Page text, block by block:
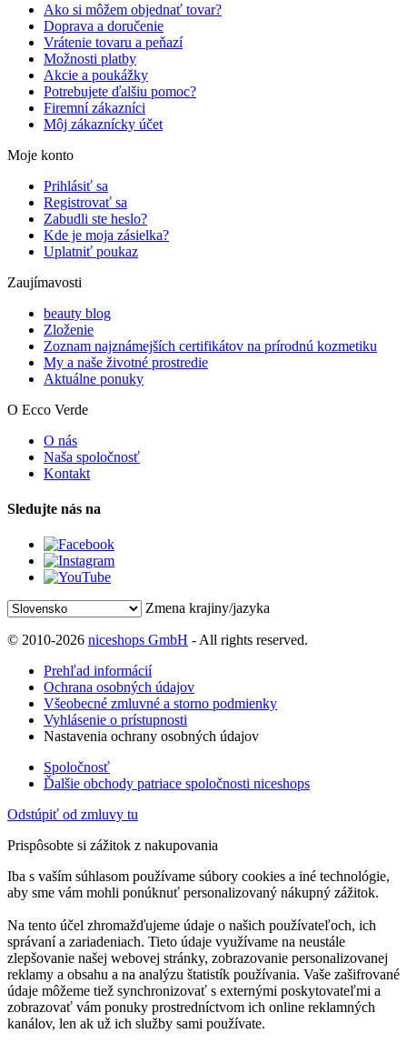
Ako si môžem objednať tovar?
Doprava a doručenie
Vrátenie tovaru a peňazí
Možnosti platby
Akcie a poukážky
Potrebujete ďalšiu pomoc?
Firemní zákazníci
Môj zákaznícky účet
Moje konto
Prihlásiť sa
Registrovať sa
Zabudli ste heslo?
Kde je moja zásielka?
Uplatniť poukaz
Zaujímavosti
beauty blog
Zloženie
Zoznam najznámejších certifikátov na prírodnú kozmetiku
My a naše životné prostredie
Aktuálne ponuky
O Ecco Verde
O nás
Naša spoločnosť
Kontakt
Sledujte nás na
Zmena krajiny/jazyka
© 2010-2026 niceshops GmbH - All rights reserved.
Prehľad informácií
Ochrana osobných údajov
Všeobecné zmluvné a storno podmienky
Vyhlásenie o prístupnosti
Nastavenia ochrany osobných údajov
Spoločnosť
Ďalšie obchody patriace spoločnosti niceshops
Odstúpiť od zmluvy tu
Prispôsobte si zážitok z nakupovania
Iba s vaším súhlasom používame súbory cookies a iné technológie,
aby sme vám mohli ponúknuť personalizovaný nákupný zážitok.
Na tento účel zhromažďujeme údaje o našich používateľoch, ich
správaní a zariadeniach. Tieto údaje využívame na neustále
zlepšovanie našej webovej stránky, zobrazovanie personalizovanej
reklamy a obsahu a na analýzu štatistík používania. Vaše zašifrované
údaje môžeme tiež synchronizovať s externými poskytovateľmi a
zobrazovať vám ponuky prostredníctvom ich online reklamných
kanálov, len ak už ich služby sami používate.